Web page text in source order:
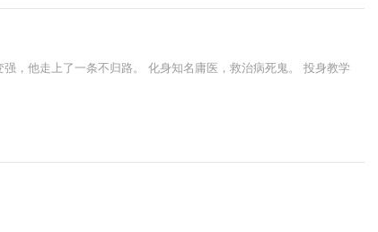
，他走上了一条不归路。 化身知名庸医，救治病死鬼。 投身教学